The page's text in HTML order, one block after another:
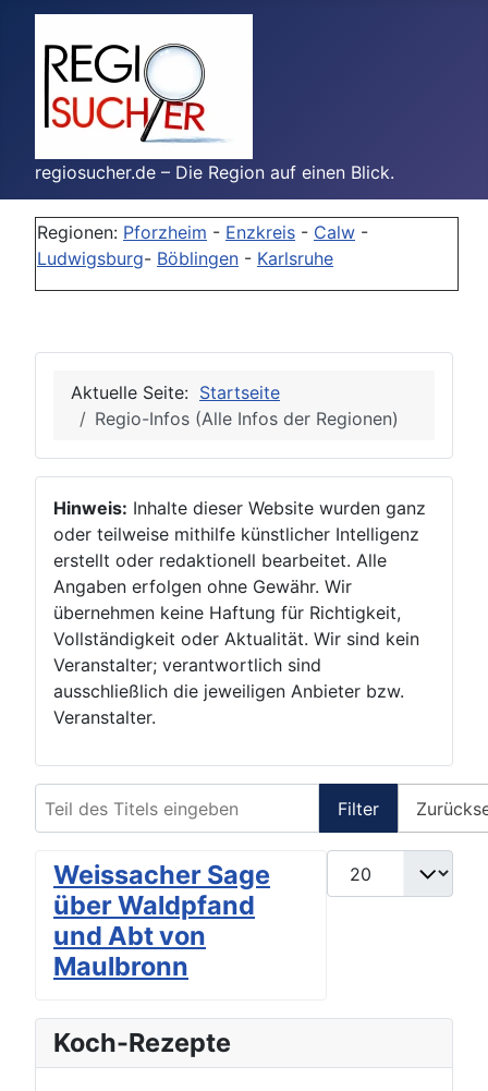
regiosucher.de – Die Region auf einen Blick.
Regionen: Pforzheim - Enzkreis - Calw -
Ludwigsburg- Böblingen - Karlsruhe
Aktuelle Seite: Startseite
Regio-Infos (Alle Infos der Regionen)
Hinweis: Inhalte dieser Website wurden ganz
oder teilweise mithilfe künstlicher Intelligenz
erstellt oder redaktionell bearbeitet. Alle
Angaben erfolgen ohne Gewähr. Wir
übernehmen keine Haftung für Richtigkeit,
Vollständigkeit oder Aktualität. Wir sind kein
Veranstalter; verantwortlich sind
ausschließlich die jeweiligen Anbieter bzw.
Veranstalter.
Filter
Anzeige #
Weissacher Sage
über Waldpfand
und Abt von
Maulbronn
Koch-Rezepte